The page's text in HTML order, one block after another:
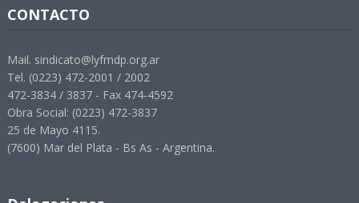
CONTACTO
Mail. sindicato@lyfmdp.org.ar
Tel. (0223) 472-2001 / 2002
472-3834 / 3837 - Fax 474-4592
Obra Social: (0223) 472-3837
25 de Mayo 4115.
(7600) Mar del Plata - Bs As - Argentina.